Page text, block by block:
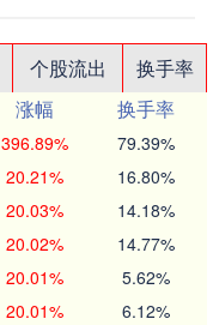
个股流出
换手率
涨幅
换手率
396.89% 79.39%
20.21% 16.80%
20.03% 14.18%
20.02% 14.77%
20.01% 5.62%
20.01% 6.12%